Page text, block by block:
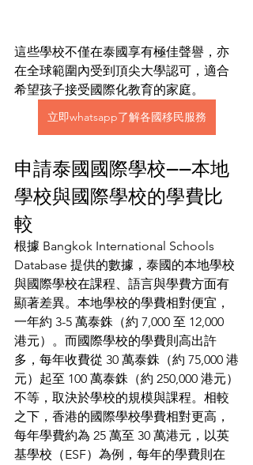
這些學校不僅在泰國享有極佳聲譽，亦
在全球範圍內受到頂尖大學認可，適合
希望孩子接受國際化教育的家庭。
立即whatsapp了解各國移民服務
申請泰國國際學校——本地
學校與國際學校的學費比
較
根據 Bangkok International Schools
Database 提供的數據，泰國的本地學校
與國際學校在課程、語言與學費方面有
顯著差異。本地學校的學費相對便宜，
一年約 3-5 萬泰銖（約 7,000 至 12,000
港元）。而國際學校的學費則高出許
多，每年收費從 30 萬泰銖（約 75,000 港
元）起至 100 萬泰銖（約 250,000 港元）
不等，取決於學校的規模與課程。相較
之下，香港的國際學校學費相對更高，
每年學費約為 25 萬至 30 萬港元，以英
基學校（ESF）為例，每年的學費則在